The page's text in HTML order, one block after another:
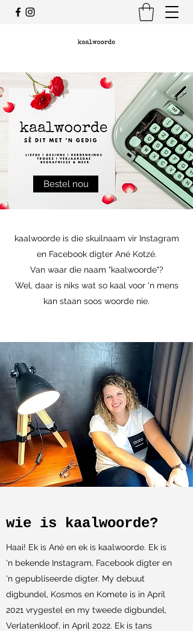
Bestel nou
kaalwoorde is die skuilnaam vir Instagram
en Facebook digter Ané Kotzé.
Van waar die naam "kaalwoorde"?
Wel, daar is niks wat so kaal voor 'n mens
kan staan soos woorde nie.
wie is kaalwoorde?
Haai! Ek is Ané en ek is kaalwoorde. Ek is
'n bekende Instagram, Facebook digter en
'n gepubliseerde digter. My debuut
digbundel, Kosmos en Komete is in April
2021 vrygestel en my tweede digbundel,
Verlatenkloof, in April 2022. Ek is tans